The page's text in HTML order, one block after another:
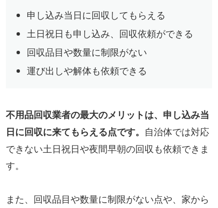
申し込み当日に回収してもらえる
土日祝日も申し込み、回収依頼ができる
回収品目や数量に制限がない
運び出しや解体も依頼できる
不用品回収業者の最大のメリットは、申し込み当
日に回収に来てもらえる点です。 自治体では対応
できない土日祝日や夜間早朝の回収も依頼できま
す。
また、回収品目や数量に制限がない点や、家から